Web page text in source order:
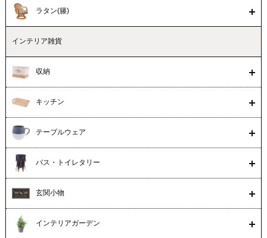
ラタン(籐)
インテリア雑貨
収納
キッチン
テーブルウェア
バス・トイレタリー
玄関小物
インテリアガーデン